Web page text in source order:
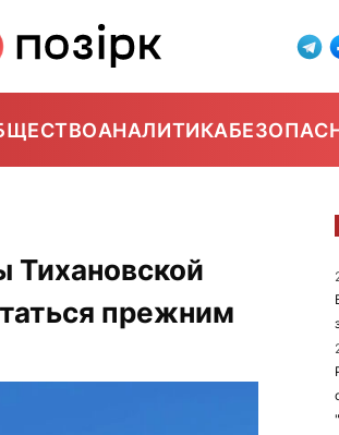
АНАЛИТИКА
Тихановской
прежним